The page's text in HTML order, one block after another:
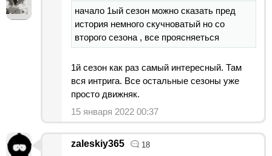
начало 1ый сезон можно сказать пред
история немного скучноватый но со
второго сезона , все проясняеться
1й сезон как раз самый интересный. Там
вся интрига. Все остальные сезоны уже
просто движняк.
15 января 2022 00:37
zaleskiy365 18